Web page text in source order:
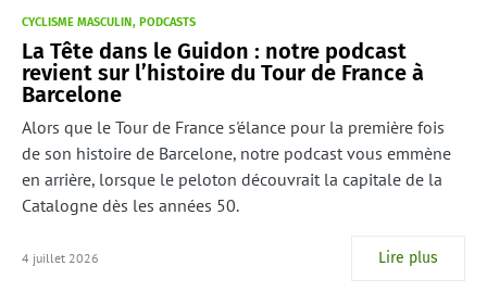
CYCLISME MASCULIN PODCASTS
La Tête dans le Guidon : notre podcast
revient sur l’histoire du Tour de France à
Barcelone
Alors que le Tour de France s'élance pour la première fois
de son histoire de Barcelone, notre podcast vous emmène
en arrière, lorsque le peloton découvrait la capitale de la
Catalogne dès les années 50.
4 juillet 2026 Lire plus